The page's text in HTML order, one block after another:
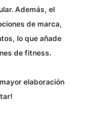
Además, el
de marca,
lo que añade
de fitness.
elaboración